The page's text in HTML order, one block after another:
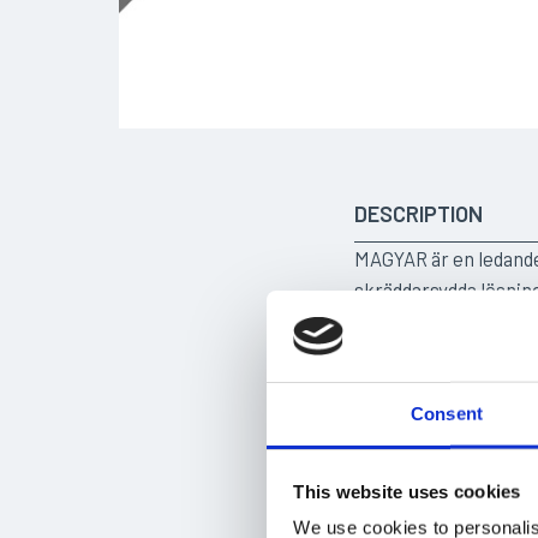
Consent
This website uses cookies
We use cookies to
DESCRIPTION
MAGYAR är en
skräddarsydda
område runt Dijon,
MAGYAR:s
trailers, dragbils-
möta specifika
vätskor.